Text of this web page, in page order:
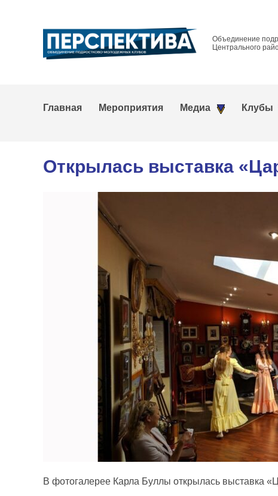
Объединение
Центрального
Главная Мероприятия Медиа Клубы
Открылась выставка
В фотогалерее Карла Буллы открылась выставка